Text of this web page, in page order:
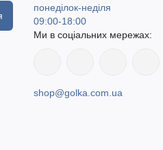
понеділок-неділя
09:00-18:00
Ми в соціальних мережах:
shop@golka.com.ua